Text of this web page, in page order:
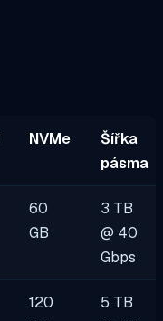
NVMe
Šířka
pásma
60
GB
3 TB
@ 40
Gbps
120
5 TB